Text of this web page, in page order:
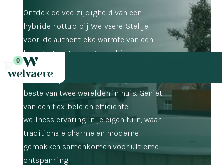
0
Ontdek de veelzijdigheid van een
hybride hottub bij Welvaere. Stel je
voor: de authentieke warmte van een
houtgestookt vuur gecombineerd met
het gemak van elektrische verwarming.
Met een hybride hottub haal je echt het
beste van twee werelden in huis. Geniet
van een flexibele en efficiënte
wellness-ervaring in je eigen tuin, waar
traditionele charme en moderne
gemakken samenkomen voor ultieme
ontspanning